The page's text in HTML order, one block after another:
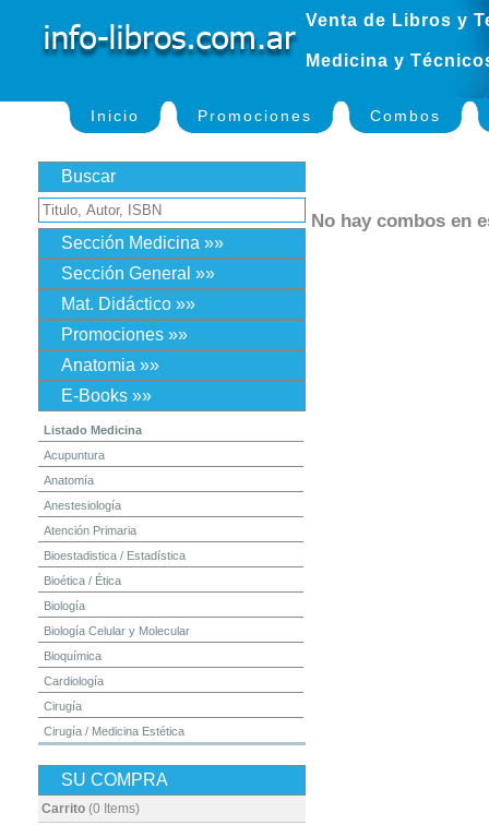
Venta de Libros y
Medicina y
Inicio Promociones Combos
Buscar
Sección Medicina »»
Sección General »»
Mat. Didáctico »»
Promociones »»
Anatomia »»
E-Books »»
Listado Medicina
Acupuntura
Anatomía
Anestesiología
Atención Primaria
Bioestadistica / Estadística
Bioética / Ética
Biología
Biología Celular y Molecular
Bioquímica
Cardiología
Cirugía
Cirugía / Medicina Estética
Dermatología
Diagnóstico por Imagen / Radiología
SU COMPRA
Carrito (0 Items)
No hay combos en